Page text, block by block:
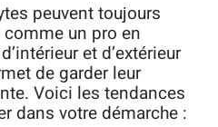
peuvent toujours
un pro en
et d’extérieur
de garder leur
Voici les tendances
dans votre démarche :